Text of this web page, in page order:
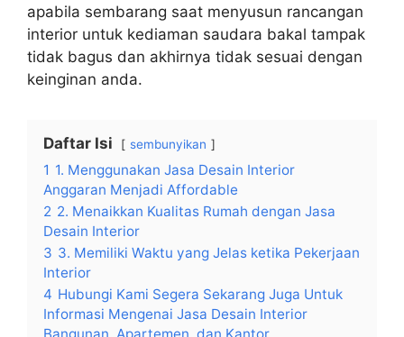
apabila sembarang saat menyusun rancangan
interior untuk kediaman saudara bakal tampak
tidak bagus dan akhirnya tidak sesuai dengan
keinginan anda.
Daftar Isi sembunyikan
1 1. Menggunakan Jasa Desain Interior
Anggaran Menjadi Affordable
2 2. Menaikkan Kualitas Rumah dengan Jasa
Desain Interior
3 3. Memiliki Waktu yang Jelas ketika Pekerjaan
Interior
4 Hubungi Kami Segera Sekarang Juga Untuk
Informasi Mengenai Jasa Desain Interior